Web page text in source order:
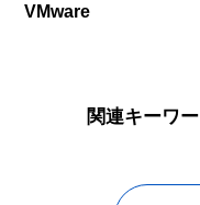
VMware
関連キーワ